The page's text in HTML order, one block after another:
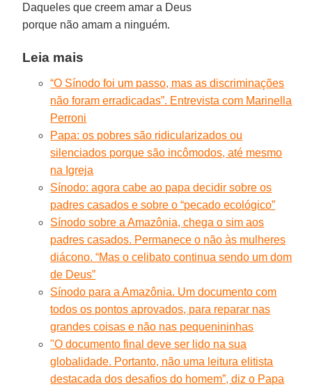
Daqueles que creem amar a Deus
porque não amam a ninguém.
Leia mais
“O Sínodo foi um passo, mas as discriminações
não foram erradicadas”. Entrevista com Marinella
Perroni
Papa: os pobres são ridicularizados ou
silenciados porque são incômodos, até mesmo
na Igreja
Sínodo: agora cabe ao papa decidir sobre os
padres casados e sobre o “pecado ecológico”
Sínodo sobre a Amazônia, chega o sim aos
padres casados. Permanece o não às mulheres
diácono. “Mas o celibato continua sendo um dom
de Deus”
Sínodo para a Amazônia. Um documento com
todos os pontos aprovados, para reparar nas
grandes coisas e não nas pequenininhas
"O documento final deve ser lido na sua
globalidade. Portanto, não uma leitura elitista
destacada dos desafios do homem”, diz o Papa